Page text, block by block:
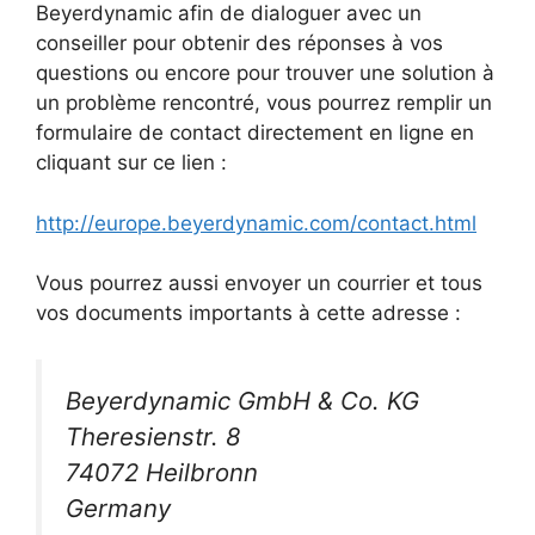
Beyerdynamic afin de dialoguer avec un
conseiller pour obtenir des réponses à vos
questions ou encore pour trouver une solution à
un problème rencontré, vous pourrez remplir un
formulaire de contact directement en ligne en
cliquant sur ce lien :
http://europe.beyerdynamic.com/contact.html
Vous pourrez aussi envoyer un courrier et tous
vos documents importants à cette adresse :
Beyerdynamic GmbH & Co. KG
Theresienstr. 8
74072 Heilbronn
Germany